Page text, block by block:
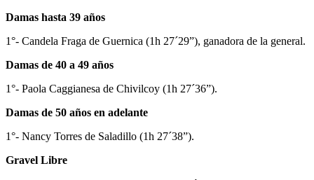
Damas hasta 39 años
1°- Candela Fraga de Guernica (1h 27´29”), ganadora de la general.
Damas de 40 a 49 años
1°- Paola Caggianesa de Chivilcoy (1h 27´36”).
Damas de 50 años en adelante
1°- Nancy Torres de Saladillo (1h 27´38”).
Gravel Libre